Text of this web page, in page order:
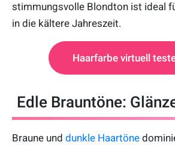
stimmungsvolle Blondton ist ideal
in die kältere Jahreszeit.
Haarfarbe virtuell
Edle Brauntöne:
Braune und dunkle Haartöne